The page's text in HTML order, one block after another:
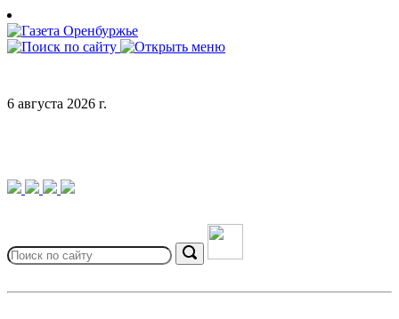
Skip
to
content
6 августа 2026 г.
for:
Search